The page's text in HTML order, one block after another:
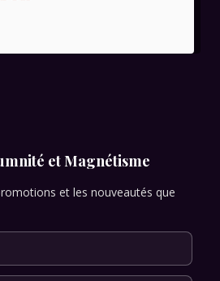
et Magnétisme
et les nouveautés que